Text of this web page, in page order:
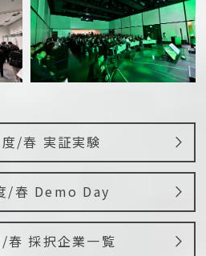
/春 実証実験
/春 Demo Day
春 採択企業一覧